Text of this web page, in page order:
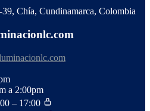
Chía, Cundinamarca, Colombia
a 2:00pm
– 17:00